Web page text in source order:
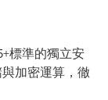
標準的獨立安
加密運算，徹